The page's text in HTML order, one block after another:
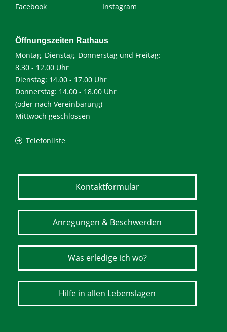
Facebook
Instagram
Öffnungszeiten Rathaus
Montag, Dienstag, Donnerstag und Freitag:
8.30 - 12.00 Uhr
Dienstag: 14.00 - 17.00 Uhr
Donnerstag: 14.00 - 18.00 Uhr
(oder nach Vereinbarung)
Mittwoch geschlossen
Telefonliste
Kontaktformular
Anregungen & Beschwerden
Was erledige ich wo?
Hilfe in allen Lebenslagen